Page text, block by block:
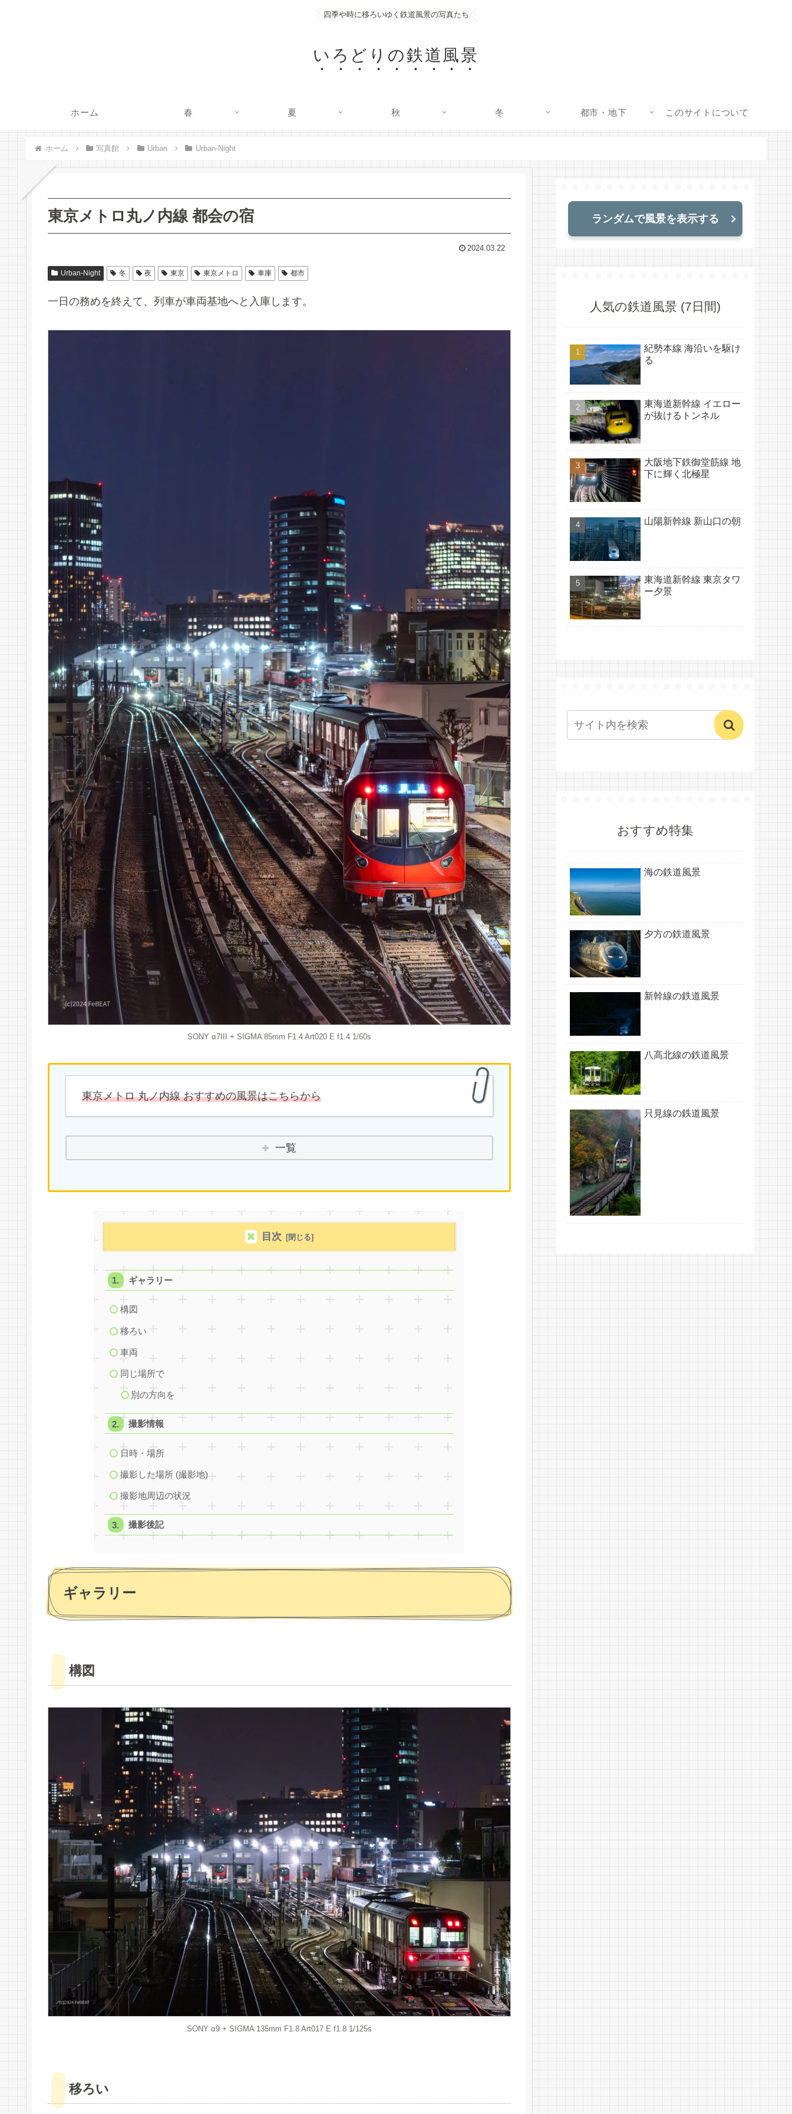
四季や時に移ろいゆく鉄道風景の写真たち
いろどりの鉄道風景
ホーム 春 夏 秋 冬 都市・地下 このサイトについて
ホーム 写真館 Urban Urban-Night
東京メトロ丸ノ内線 都会の宿
2024.03.22
Urban-Night 冬 夜 東京 東京メトロ 車庫 都市
一日の務めを終えて、列車が車両基地へと入庫します。
SONY α7III + SIGMA 85mm F1.4 Art020 E f1.4 1/60s
東京メトロ 丸ノ内線 おすすめの風景はこちらから
一覧
目次
ギャラリー
構図
移ろい
車両
同じ場所で
別の方向を
撮影情報
日時・場所
撮影した場所 (撮影地)
撮影地周辺の状況
撮影後記
ギャラリー
構図
SONY α9 + SIGMA 135mm F1.8 Art017 E f1.8 1/125s
移ろい
ランダムで風景を表示する
人気の鉄道風景 (7日間)
紀勢本線 海沿いを駆け
る
東海道新幹線 イエロー
が抜けるトンネル
大阪地下鉄御堂筋線 地
下に輝く北極星
山陽新幹線 新山口の朝
東海道新幹線 東京タワ
ー夕景
おすすめ特集
海の鉄道風景
夕方の鉄道風景
新幹線の鉄道風景
八高北線の鉄道風景
只見線の鉄道風景